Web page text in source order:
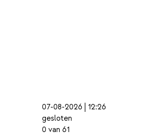
07-08-2026 | 12:26
gesloten
0 van 61